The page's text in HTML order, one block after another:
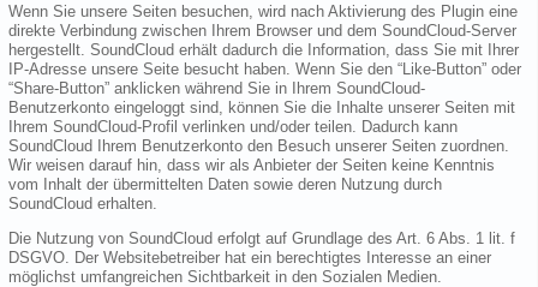
Wenn Sie unsere Seiten besuchen, wird nach Aktivierung des Plugin eine
direkte Verbindung zwischen Ihrem Browser und dem SoundCloud-Server
hergestellt. SoundCloud erhält dadurch die Information, dass Sie mit Ihrer
IP-Adresse unsere Seite besucht haben. Wenn Sie den “Like-Button” oder
“Share-Button” anklicken während Sie in Ihrem SoundCloud-
Benutzerkonto eingeloggt sind, können Sie die Inhalte unserer Seiten mit
Ihrem SoundCloud-Profil verlinken und/oder teilen. Dadurch kann
SoundCloud Ihrem Benutzerkonto den Besuch unserer Seiten zuordnen.
Wir weisen darauf hin, dass wir als Anbieter der Seiten keine Kenntnis
vom Inhalt der übermittelten Daten sowie deren Nutzung durch
SoundCloud erhalten.
Die Nutzung von SoundCloud erfolgt auf Grundlage des Art. 6 Abs. 1 lit. f
DSGVO. Der Websitebetreiber hat ein berechtigtes Interesse an einer
möglichst umfangreichen Sichtbarkeit in den Sozialen Medien.